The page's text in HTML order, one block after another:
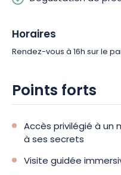
Horaires
Rendez-vous à 16hsur le
Points forts
Accès privilégié à
à ses secrets
Visite guidée